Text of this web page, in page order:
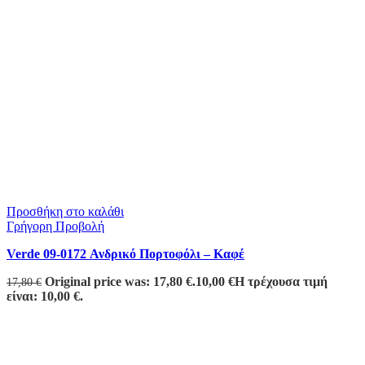
Προσθήκη στο καλάθι
Γρήγορη Προβολή
Verde 09-0172 Ανδρικό Πορτοφόλι – Καφέ
17,80€ Original price was: 17,80 €.10,00 €Η τρέχουσα τιμή
είναι: 10,00 €.